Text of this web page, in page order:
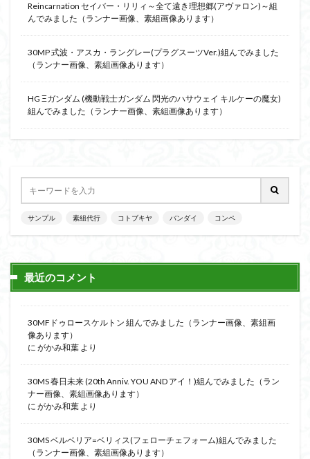
Reincarnation セイバー・リリィ～全て遠き理想郷(アヴァロン)～組
んでみました（ランナー画像、素組画像あります）
30MP 式波・アスカ・ラングレー(プラグスーツVer.)組んでみました
（ランナー画像、素組画像あります）
HG Ξガンダム (機動戦士ガンダム 閃光のハサウェイ キルケーの魔女)
組んでみました（ランナー画像、素組画像あります）
サンプル 素組代行 コトブキヤ バンダイ コンペ
最近のコメント
30MFドゥロースケルトン 組んでみました（ランナー画像、素組画
像あります）
に がかみ和葉 より
30MS 春日未来 (20th Anniv. YOU AND アイ！)組んでみました（ラン
ナー画像、素組画像あります）
に がかみ和葉 より
30MS ベルベリア=ベリィス(フェローチェフォーム)組んでみました
（ランナー画像、素組画像あります）
検索